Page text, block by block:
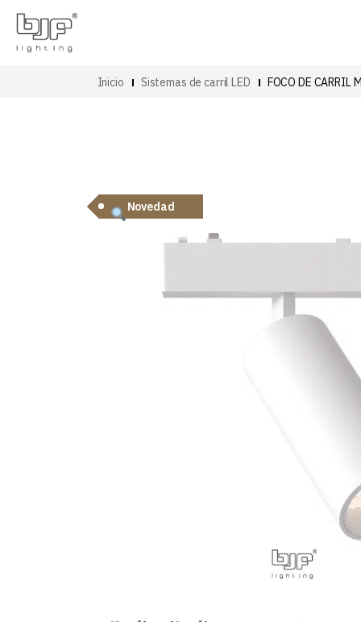
Inicio Sistemas de carril LED FOCO DE CARRIL
Novedad